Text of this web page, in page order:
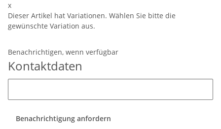
x
Dieser Artikel hat Variationen. Wählen Sie bitte die
gewünschte Variation aus.
Benachrichtigen, wenn verfügbar
Kontaktdaten
Benachrichtigung anfordern